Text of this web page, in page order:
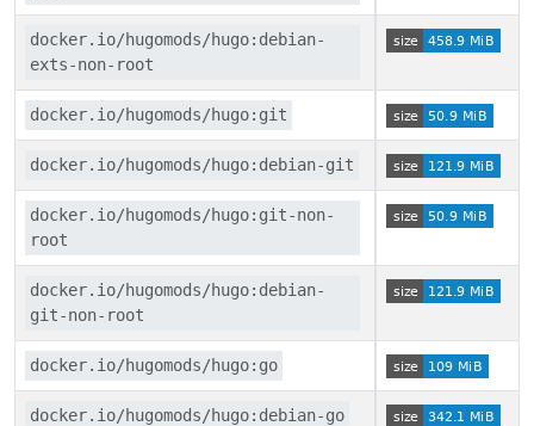
docker.io/hugomods/hugo:debian-
exts-non-root
docker.io/hugomods/hugo:git
docker.io/hugomods/hugo:debian-git
docker.io/hugomods/hugo:git-non-
root
docker.io/hugomods/hugo:debian-
git-non-root
docker.io/hugomods/hugo:go
docker.io/hugomods/hugo:debian-go